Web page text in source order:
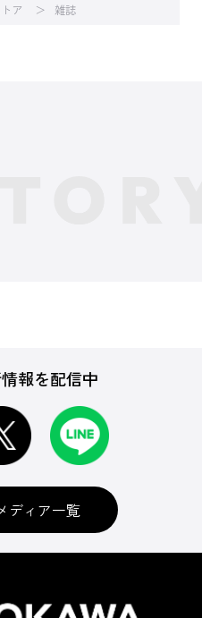
ア 雑誌
報を配信中
ディア一覧